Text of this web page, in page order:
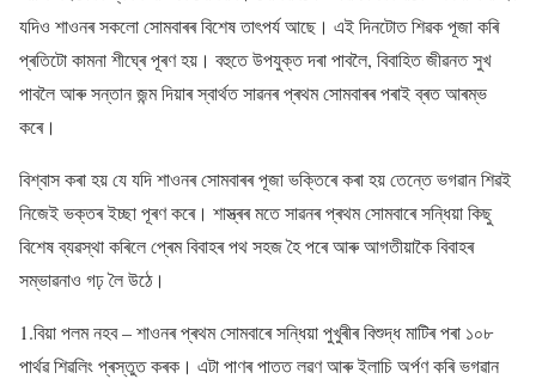
যদিও শাওনৰ সকলো সোমবাৰৰ বিশেষ তাৎপৰ্য আছে। এই দিনটোত শিৱক পূজা কৰি
প্ৰতিটো কামনা শীঘ্ৰে পূৰণ হয়। বহুতে উপযুক্ত দৰা পাবলৈ, বিবাহিত জীৱনত সুখ
পাবলৈ আৰু সন্তান জন্ম দিয়াৰ স্বাৰ্থত সাৱনৰ প্ৰথম সোমবাৰৰ পৰাই ব্ৰত আৰম্ভ
কৰে।
বিশ্বাস কৰা হয় যে যদি শাওনৰ সোমবাৰৰ পূজা ভক্তিৰে কৰা হয় তেন্তে ভগৱান শিৱই
নিজেই ভক্তৰ ইচ্ছা পূৰণ কৰে। শাস্ত্ৰৰ মতে সাৱনৰ প্ৰথম সোমবাৰে সন্ধিয়া কিছু
বিশেষ ব্যৱস্থা কৰিলে প্ৰেম বিবাহৰ পথ সহজ হৈ পৰে আৰু আগতীয়াকৈ বিবাহৰ
সম্ভাৱনাও গঢ় লৈ উঠে।
1.বিয়া পলম নহব – শাওনৰ প্ৰথম সোমবাৰে সন্ধিয়া পুখুৰীৰ বিশুদ্ধ মাটিৰ পৰা ১০৮
পাৰ্থৱ শিৱলিং প্ৰস্তুত কৰক। এটা পাণৰ পাতত লৱণ আৰু ইলাচি অৰ্পণ কৰি ভগৱান